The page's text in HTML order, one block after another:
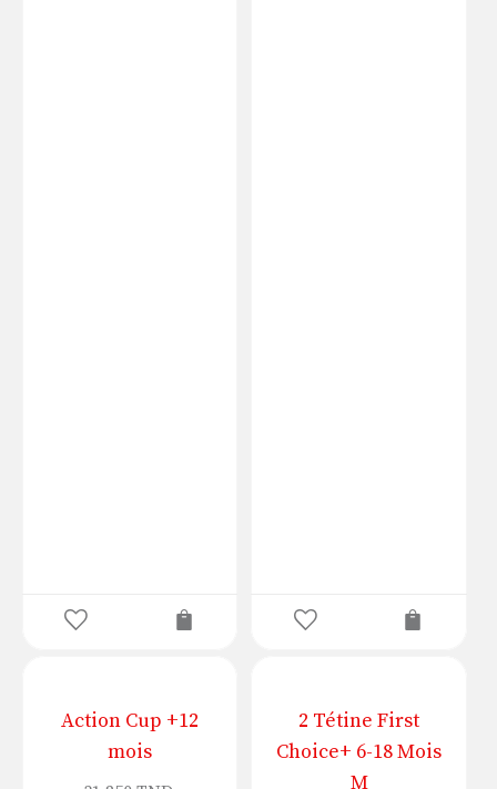
Action Cup +12
mois
2 Tétine First
Choice+ 6-18 Mois
M